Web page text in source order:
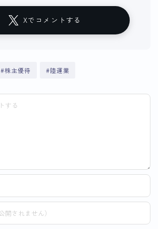
Xでコメントする
#株主優待 #陸運業